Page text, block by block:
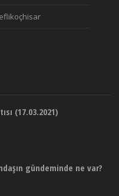
(17.03.2021)
gündeminde ne var?